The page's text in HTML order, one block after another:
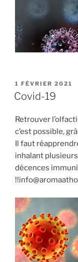
PUBLIÉ
LE
1 FÉVRIER 2021
Covid-19
Retrouver
c’est possible,
Il faut
inhalant
décences